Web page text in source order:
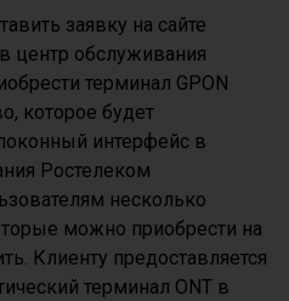
заявку на сайте
центр обслуживания
терминал GPON
которое будет
интерфейс в
Ростелеком
несколько
можно приобрести на
Клиенту предоставляется
терминал ONT в